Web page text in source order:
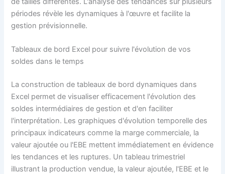
périodes révèle les dynamiques à l'œuvre et facilite la
gestion prévisionnelle.
Tableaux de bord Excel pour suivre l'évolution de vos
soldes dans le temps
La construction de tableaux de bord dynamiques dans
Excel permet de visualiser efficacement l'évolution des
soldes intermédiaires de gestion et d'en faciliter
l'interprétation. Les graphiques d'évolution temporelle des
principaux indicateurs comme la marge commerciale, la
valeur ajoutée ou l'EBE mettent immédiatement en évidence
les tendances et les ruptures. Un tableau trimestriel
illustrant la production vendue, la valeur ajoutée, l'EBE et le